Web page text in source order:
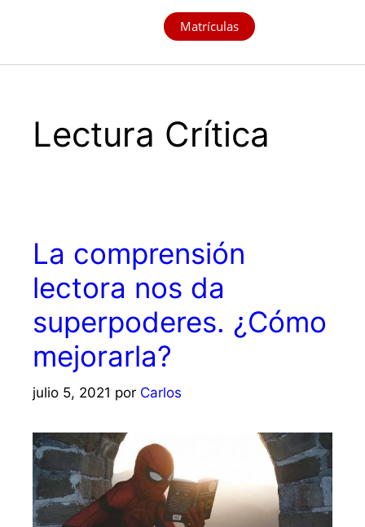
Matrículas
Lectura Crítica
La comprensión
lectora nos da
superpoderes. ¿Cómo
mejorarla?
julio 5, 2021 por Carlos